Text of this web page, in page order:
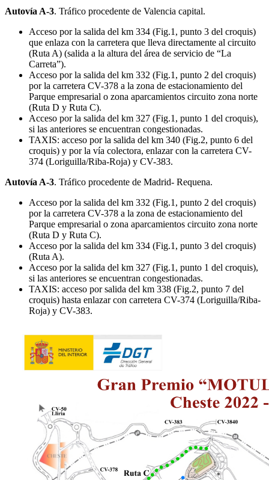
Autovía A-3. Tráfico procedente de Valencia capital.
Acceso por la salida del km 334 (Fig.1, punto 3 del croquis)
que enlaza con la carretera que lleva directamente al circuito
(Ruta A) (salida a la altura del área de servicio de “La
Carreta”).
Acceso por la salida del km 332 (Fig.1, punto 2 del croquis)
por la carretera CV-378 a la zona de estacionamiento del
Parque empresarial o zona aparcamientos circuito zona norte
(Ruta D y Ruta C).
Acceso por la salida del km 327 (Fig.1, punto 1 del croquis),
si las anteriores se encuentran congestionadas.
TAXIS: acceso por la salida del km 340 (Fig.2, punto 6 del
croquis) y por la vía colectora, enlazar con la carretera CV-
374 (Loriguilla/Riba-Roja) y CV-383.
Autovía A-3. Tráfico procedente de Madrid- Requena.
Acceso por la salida del km 332 (Fig.1, punto 2 del croquis)
por la carretera CV-378 a la zona de estacionamiento del
Parque empresarial o zona aparcamientos circuito zona norte
(Ruta D y Ruta C).
Acceso por la salida del km 334 (Fig.1, punto 3 del croquis)
(Ruta A).
Acceso por la salida del km 327 (Fig.1, punto 1 del croquis),
si las anteriores se encuentran congestionadas.
TAXIS: acceso por salida del km 338 (Fig.2, punto 7 del
croquis) hasta enlazar con carretera CV-374 (Loriguilla/Riba-
Roja) y CV-383.